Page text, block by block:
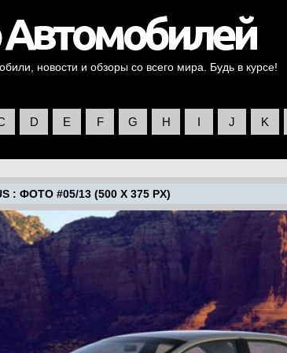
новости и обзоры со всего мира. Будь в курсе!
D E F G H I J K
: ФОТО #05/13 (500 X 375 PX)